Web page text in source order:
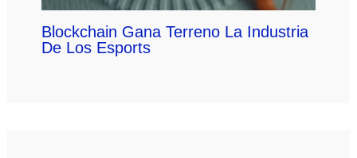
Blockchain Gana Terreno La Industria
De Los Esports